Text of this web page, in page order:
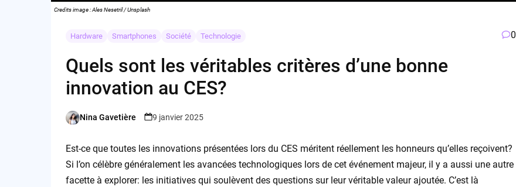
Credits image : Ales Nesetril / Unsplash
Hardware Smartphones Société Technologie 0
Quels sont les véritables critères d’une bonne
innovation au CES?
Posted
Nina Gavetière 9 janvier 2025
Est-ce que toutes les innovations présentées lors du CES méritent réellement les honneurs qu’elles reçoivent?
Si l’on célèbre généralement les avancées technologiques lors de cet événement majeur, il y a aussi une autre
facette à explorer: les initiatives qui soulèvent des questions sur leur véritable valeur ajoutée. C’est là